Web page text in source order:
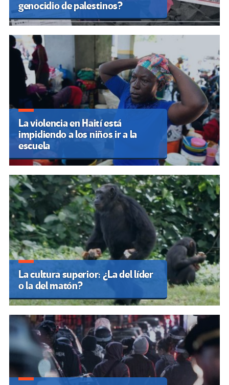
genocidio de palestinos?
La violencia en Haití está
impidiendo a los niños ir a la
escuela
La cultura superior: ¿La del líder
o la del matón?